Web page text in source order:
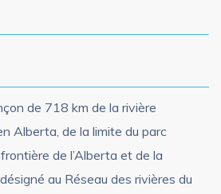
de 718 km de la rivière
Alberta, de la limite du parc
de l’Alberta et de la
au Réseau des rivières du